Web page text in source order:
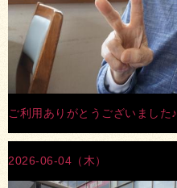
ご利用ありがとうございました♪
2026-06-04（木）